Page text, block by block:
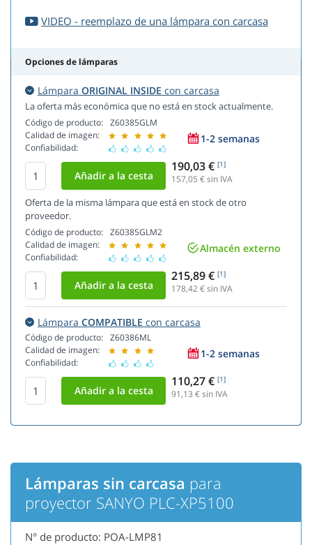
VIDEO - reemplazo de una lámpara con carcasa
Opciones de lámparas
Lámpara ORIGINAL INSIDE con carcasa
La oferta más económica que no está en stock actualmente.
Código de producto:
Calidad de imagen:
Confiabilidad:
Z60385GLM
1-2 semanas
190,03 € [1]
157,05 € sin IVA
Oferta de la misma lámpara que está en stock de otro
proveedor.
Código de producto:
Calidad de imagen:
Confiabilidad:
Z60385GLM2
Almacén externo
215,89 € [1]
178,42€ sin IVA
Lámpara COMPATIBLE con carcasa
Código de producto:
Calidad de imagen:
Confiabilidad:
Z60386ML
1-2 semanas
110,27 € [1]
91,13 € sin IVA
Lámparas sin carcasa para
proyector SANYO PLC-XP5100
N° de producto: POA-LMP81